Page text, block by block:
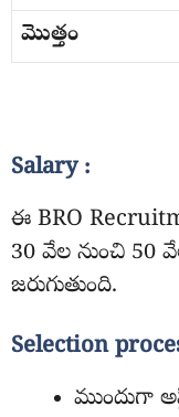
మొత్తం
Salary :
ఈ BRO
30 వేల నుంచి
జరుగుతుంది.
Selection
ముందుగా